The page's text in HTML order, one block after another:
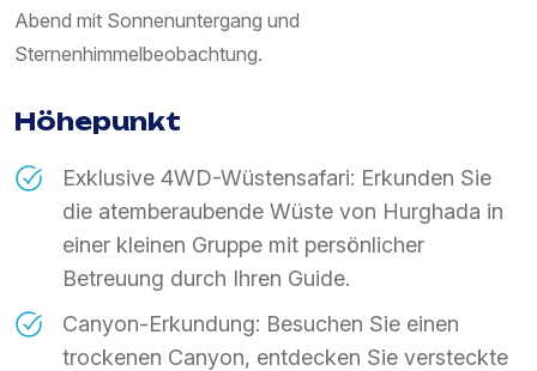
Abend mit Sonnenuntergang und
Sternenhimmelbeobachtung.
Höhepunkt
Exklusive 4WD-Wüstensafari: Erkunden Sie
die atemberaubende Wüste von Hurghada in
einer kleinen Gruppe mit persönlicher
Betreuung durch Ihren Guide.
Canyon-Erkundung: Besuchen Sie einen
trockenen Canyon, entdecken Sie versteckte